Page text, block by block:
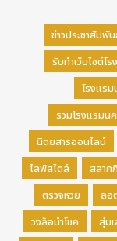
ข่าวประชาสัมพั
รับทำเว็บไซต์โร
โรงแร
รวมโรงแรมน
นิตยสารออนไลน์
ไลฟ์สไตล์
สลาก
ตรวจหวย
ลอ
วงล้อนำโชค
สุ่มเ